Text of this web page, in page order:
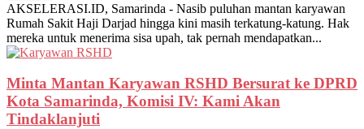
AKSELERASI.ID, Samarinda - Nasib puluhan mantan karyawan
Rumah Sakit Haji Darjad hingga kini masih terkatung-katung. Hak
mereka untuk menerima sisa upah, tak pernah mendapatkan...
Minta Mantan Karyawan RSHD Bersurat ke DPRD
Kota Samarinda, Komisi IV: Kami Akan
Tindaklanjuti